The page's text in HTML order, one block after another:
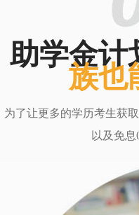
助学金计
族也
为了让更多的学历考生获
以及免